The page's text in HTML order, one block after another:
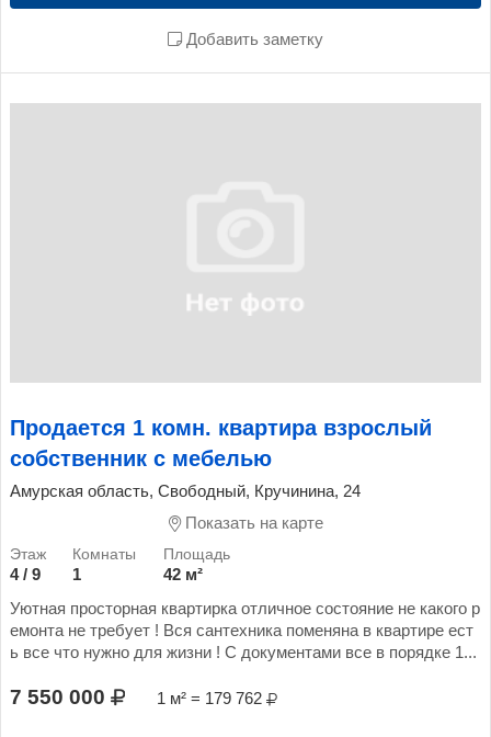
Добавить заметку
Продается 1 комн. квартира взрослый
собственник с мебелью
Амурская область, Свободный, Кручинина, 24
Показать на карте
4 / 9 1
42 м²
Уютная просторная квартирка отличное состояние не какого р
емонта не требует ! Вся сантехника поменяна в квартире ест
ь все что нужно для жизни ! С документами все в порядке 1...
7 550 000 1 м² = 179 762